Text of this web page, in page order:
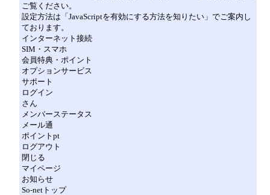
ご覧ください。
設定方法は「JavaScriptを有効にする方法を知りたい」でご案内し
ております。
インターネット接続
SIM・スマホ
会員特典・ポイント
オプションサービス
サポート
ログイン
さん
メンバーステータス
メール通
ポイントpt
ログアウト
閉じる
マイページ
お知らせ
So-netトップ